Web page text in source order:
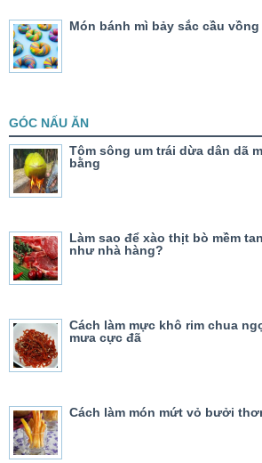
Món bánh mì bảy sắc cầu
GÓC NẤU ĂN
Tôm sông um trái dừa dân dã
bằng
Làm sao để xào thịt bò mềm
như nhà hàng?
Cách làm mực khô rim chua
mưa cực đã
Cách làm món mứt vỏ bưởi